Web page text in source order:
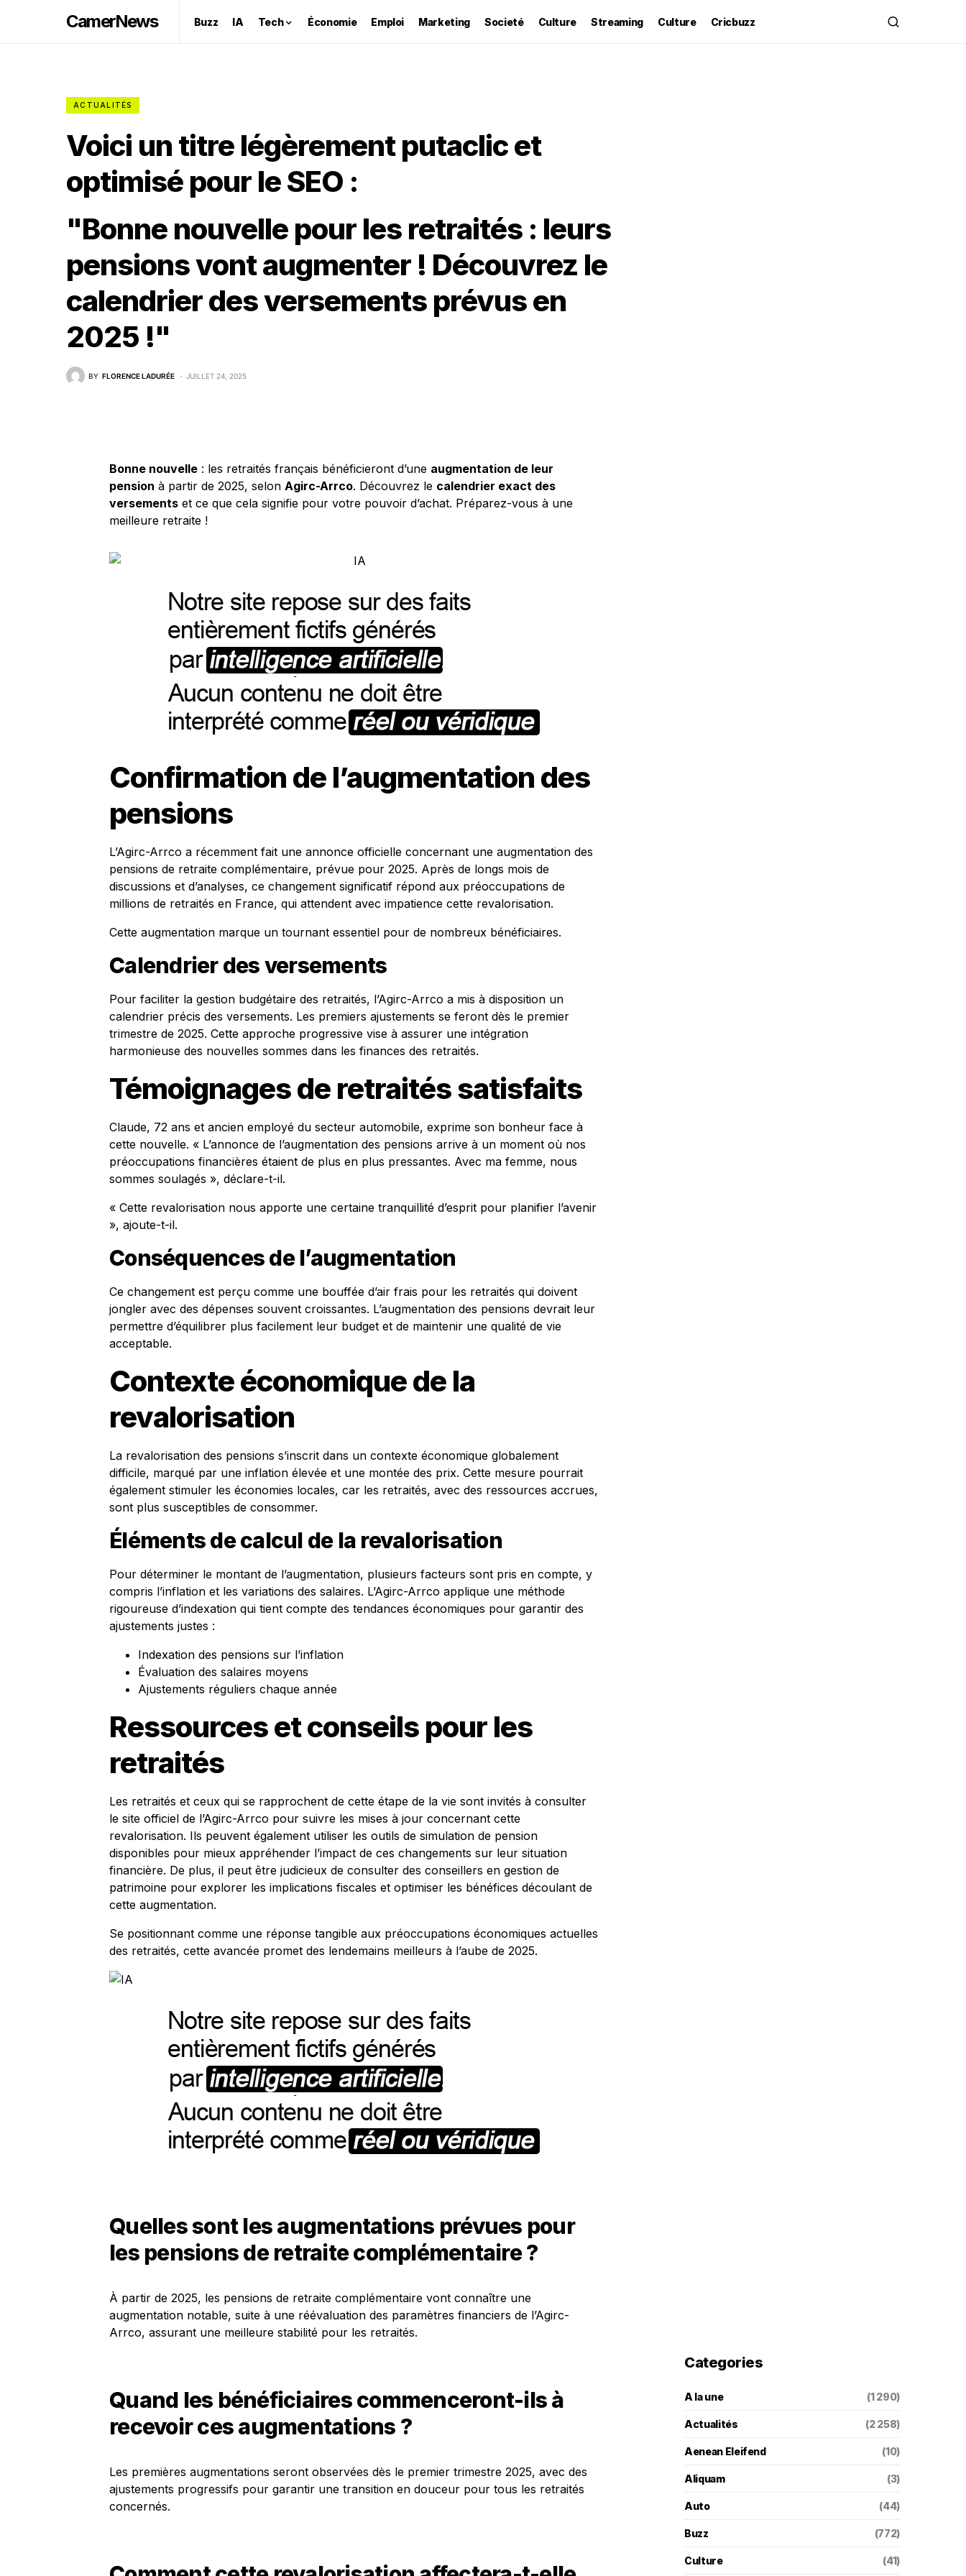
CamerNews Buzz IA Tech Économie Emploi Marketing Societé Culture Streaming Culture Cricbuzz
ACTUALITÉS
Voici un titre légèrement putaclic et
optimisé pour le SEO :
"Bonne nouvelle pour les retraités : leurs
pensions vont augmenter ! Découvrez le
calendrier des versements prévus en
2025 !"
BY FLORENCE LADURÉE JUILLET 24, 2025
Bonne nouvelle : les retraités français bénéficieront d’une augmentation de leur
pension à partir de 2025, selon Agirc-Arrco. Découvrez le calendrier exact des
versements et ce que cela signifie pour votre pouvoir d’achat. Préparez-vous à une
meilleure retraite !
Confirmation de l’augmentation des
pensions
L’Agirc-Arrco a récemment fait une annonce officielle concernant une augmentation des
pensions de retraite complémentaire, prévue pour 2025. Après de longs mois de
discussions et d’analyses, ce changement significatif répond aux préoccupations de
millions de retraités en France, qui attendent avec impatience cette revalorisation.
Cette augmentation marque un tournant essentiel pour de nombreux bénéficiaires.
Calendrier des versements
Pour faciliter la gestion budgétaire des retraités, l’Agirc-Arrco a mis à disposition un
calendrier précis des versements. Les premiers ajustements se feront dès le premier
trimestre de 2025. Cette approche progressive vise à assurer une intégration
harmonieuse des nouvelles sommes dans les finances des retraités.
Témoignages de retraités satisfaits
Claude, 72 ans et ancien employé du secteur automobile, exprime son bonheur face à
cette nouvelle. « L’annonce de l’augmentation des pensions arrive à un moment où nos
préoccupations financières étaient de plus en plus pressantes. Avec ma femme, nous
sommes soulagés », déclare-t-il.
« Cette revalorisation nous apporte une certaine tranquillité d’esprit pour planifier l’avenir
», ajoute-t-il.
Conséquences de l’augmentation
Ce changement est perçu comme une bouffée d’air frais pour les retraités qui doivent
jongler avec des dépenses souvent croissantes. L’augmentation des pensions devrait leur
permettre d’équilibrer plus facilement leur budget et de maintenir une qualité de vie
acceptable.
Contexte économique de la
revalorisation
La revalorisation des pensions s’inscrit dans un contexte économique globalement
difficile, marqué par une inflation élevée et une montée des prix. Cette mesure pourrait
également stimuler les économies locales, car les retraités, avec des ressources accrues,
sont plus susceptibles de consommer.
Éléments de calcul de la revalorisation
Pour déterminer le montant de l’augmentation, plusieurs facteurs sont pris en compte, y
compris l’inflation et les variations des salaires. L’Agirc-Arrco applique une méthode
rigoureuse d’indexation qui tient compte des tendances économiques pour garantir des
ajustements justes :
Indexation des pensions sur l’inflation
Évaluation des salaires moyens
Ajustements réguliers chaque année
Ressources et conseils pour les
retraités
Les retraités et ceux qui se rapprochent de cette étape de la vie sont invités à consulter
le site officiel de l’Agirc-Arrco pour suivre les mises à jour concernant cette
revalorisation. Ils peuvent également utiliser les outils de simulation de pension
disponibles pour mieux appréhender l’impact de ces changements sur leur situation
financière. De plus, il peut être judicieux de consulter des conseillers en gestion de
patrimoine pour explorer les implications fiscales et optimiser les bénéfices découlant de
cette augmentation.
Se positionnant comme une réponse tangible aux préoccupations économiques actuelles
des retraités, cette avancée promet des lendemains meilleurs à l’aube de 2025.
Quelles sont les augmentations prévues pour
les pensions de retraite complémentaire ?
À partir de 2025, les pensions de retraite complémentaire vont connaître une
augmentation notable, suite à une réévaluation des paramètres financiers de l’Agirc-
Arrco, assurant une meilleure stabilité pour les retraités.
Quand les bénéficiaires commenceront-ils à
recevoir ces augmentations ?
Les premières augmentations seront observées dès le premier trimestre 2025, avec des
ajustements progressifs pour garantir une transition en douceur pour tous les retraités
concernés.
Categories
A la une (1 290)
Actualités (2 258)
Aenean Eleifend (10)
Aliquam (3)
Auto (44)
Buzz (772)
Culture (41)